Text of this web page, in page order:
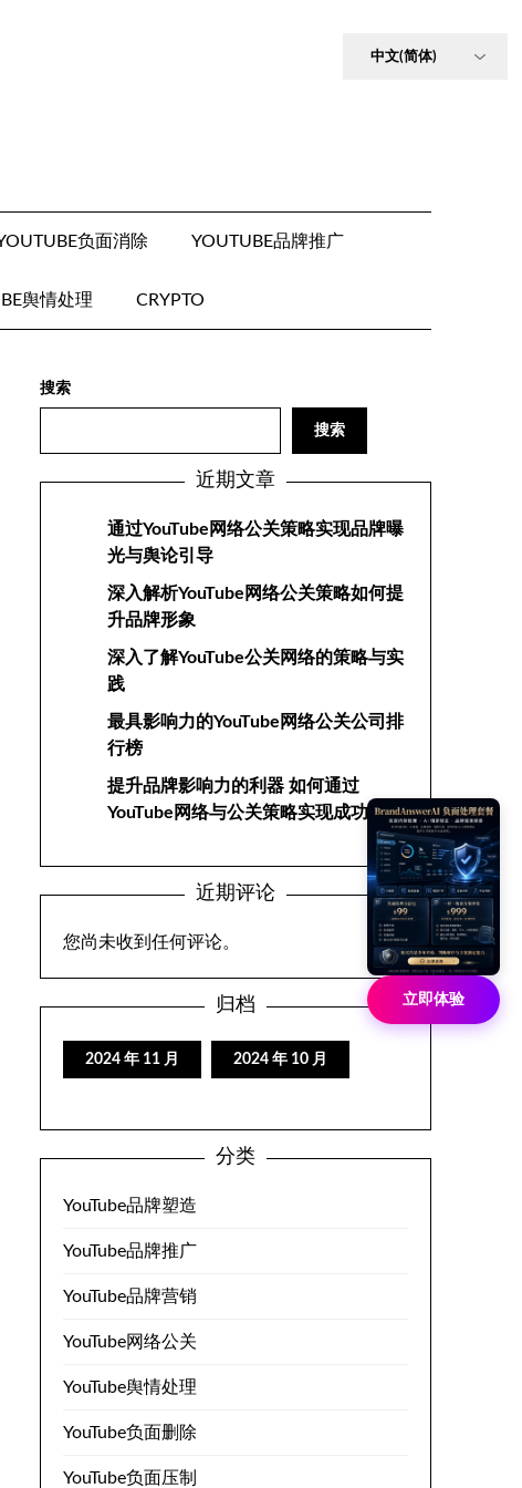
负面消除 YOUTUBE品牌推广
舆情处理 CRYPTO
搜索
搜索
近期文章
通过YouTube网络公关策略实现品牌曝
光与舆论引导
深入解析YouTube网络公关策略如何提
升品牌形象
深入了解YouTube公关网络的策略与实
践
最具影响力的YouTube网络公关公司排
行榜
提升品牌影响力的利器 如何通过
YouTube网络与公关策略实现成功
近期评论
您尚未收到任何评论。
归档
2024 年 11 月 2024 年 10 月
分类
YouTube品牌塑造
YouTube品牌推广
YouTube品牌营销
YouTube网络公关
YouTube舆情处理
YouTube负面删除
YouTube负面压制
立即体验